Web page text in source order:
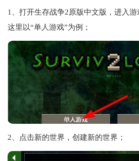
1、打开生存战争2原版中文版，进入
这里以“单人游戏”为例；
2、点击新的世界，创建新的世界；